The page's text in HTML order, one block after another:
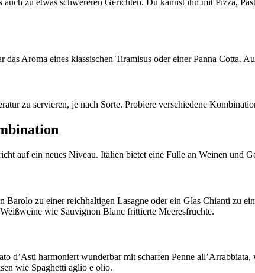
zu etwas schwereren Gerichten. Du kannst ihn mit Pizza,
Aroma eines klassischen Tiramisus oder einer Panna Cotta.
zu servieren, je nach Sorte. Probiere verschiedene
auf ein neues Niveau. Italien bietet eine Fülle an Weinen und
zu einer reichhaltigen Lasagne oder ein Glas Chianti zu
wie Sauvignon Blanc frittierte Meeresfrüchte.
d’Asti harmoniert wunderbar mit scharfen Penne
wie Spaghetti aglio e olio.